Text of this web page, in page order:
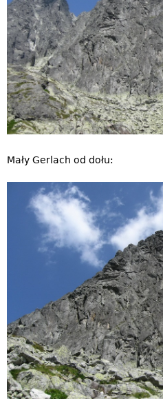
Mały Gerlach od dołu: